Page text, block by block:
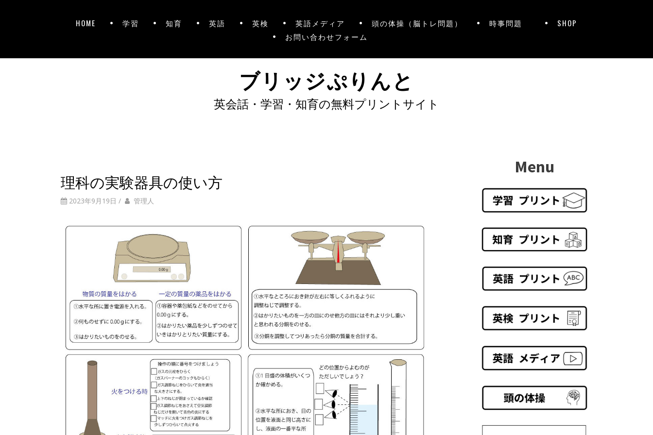
HOME 学習 知育 英語 英検 英語メディア 頭の体操（脳トレ問題） 時事問題
SHOP
お問い合わせフォーム
ブリッジぷりんと
英会話・学習・知育の無料プリントサイト
理科の実験器具の使い方
2023年9月19日 / 管理人
Menu